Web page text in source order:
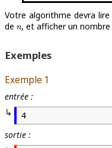
Votre algorithme devra
de n
n, et afficher un
Exemples
Exemple 1
entrée :
4
sortie :